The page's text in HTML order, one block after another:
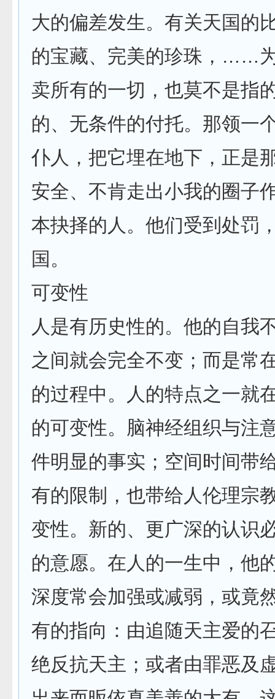
大的偏差发生。有关天国的
的宝藏、完美的珍珠，……
卖所有的一切，也莫不是指
的、无条件的付托。那领一
仆人，把它埋在地下，正是
安全、不肯走出小我的圈子
本抉择的人。他们受到处罚
国。
可变性
人是有历史性的。他的自我
之间就会完全不变；而是常
的过程中。人的特点之一就
的可变性。脑神经组织与注
件明显的事实；空间时间带
有的限制，也带给人伦理宗
变性。新的、更广深的认识
的意愿。在人的一生中，他
深度常会加强或减弱，或竟
有的指向：由追随天主爱的
绝反抗天主；或者由罪恶及